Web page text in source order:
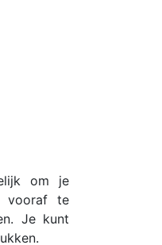
om je
vooraf te
Je kunt